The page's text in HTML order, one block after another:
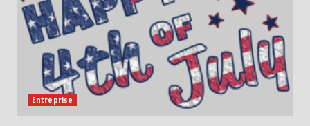
Entreprise